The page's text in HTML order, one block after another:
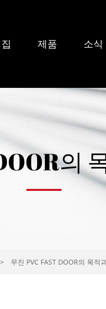
집 제품 소식
의
무진 PVC FAST DOOR의 목적